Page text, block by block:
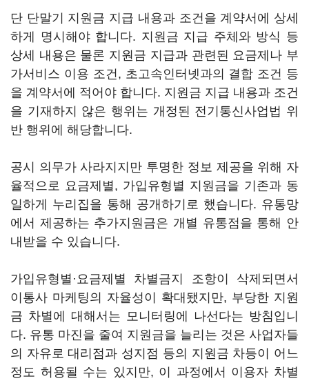
단 단말기 지원금 지급 내용과 조건을 계약서에 상세
하게 명시해야 합니다. 지원금 지급 주체와 방식 등
상세 내용은 물론 지원금 지급과 관련된 요금제나 부
가서비스 이용 조건, 초고속인터넷과의 결합 조건 등
을 계약서에 적어야 합니다. 지원금 지급 내용과 조건
을 기재하지 않은 행위는 개정된 전기통신사업법 위
반 행위에 해당합니다.
공시 의무가 사라지지만 투명한 정보 제공을 위해 자
율적으로 요금제별, 가입유형별 지원금을 기존과 동
일하게 누리집을 통해 공개하기로 했습니다. 유통망
에서 제공하는 추가지원금은 개별 유통점을 통해 안
내받을 수 있습니다.
가입유형별·요금제별 차별금지 조항이 삭제되면서
이통사 마케팅의 자율성이 확대됐지만, 부당한 지원
금 차별에 대해서는 모니터링에 나선다는 방침입니
다. 유통 마진을 줄여 지원금을 늘리는 것은 사업자들
의 자유로 대리점과 성지점 등의 지원금 차등이 어느
정도 허용될 수는 있지만, 이 과정에서 이용자 차별